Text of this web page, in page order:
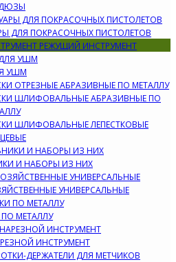
ДЛЯ ПОКРАСОЧНЫХ ПИСТОЛЕТОВ
РЕЖУЩИЙ ИНСТРУМЕНТ
УШМ
ОТРЕЗНЫЕ АБРАЗИВНЫЕ ПО МЕТАЛЛУ
ШЛИФОВАЛЬНЫЕ АБРАЗИВНЫЕ ПО
ШЛИФОВАЛЬНЫЕ ЛЕПЕСТКОВЫЕ
И НАБОРЫ ИЗ НИХ
УНИВЕРСАЛЬНЫЕ
МЕТАЛЛУ
ИНСТРУМЕНТ
ДЕРЖАТЕЛИ ДЛЯ МЕТЧИКОВ